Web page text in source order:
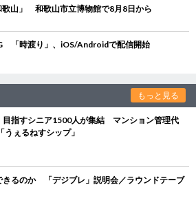
歌山」 和歌山市立博物館で8月8日から
「時渡り」、iOS/Androidで配信開始
もっと見る
目指すシニア1500人が集結 マンション管理代
うぇるねすシップ」
きるのか 「デジブレ」説明会／ラウンドテーブ